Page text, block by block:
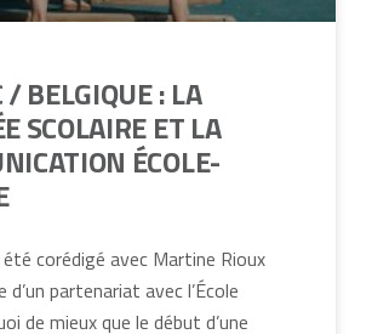
/ BELGIQUE : LA
SCOLAIRE ET LA
ÉCOLE-
corédigé avec Martine Rioux
d’un partenariat avec l’École
de mieux que le début d’une